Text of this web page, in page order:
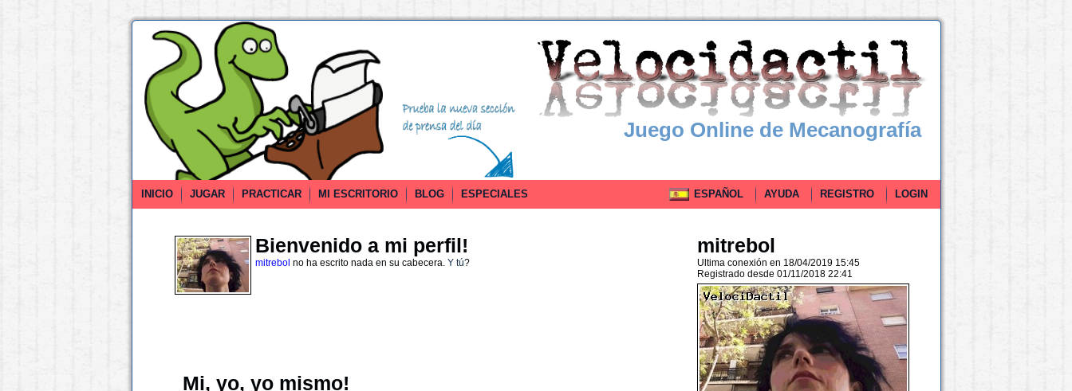
Juego Online de Mecanografía
INICIO JUGAR PRACTICAR MI ESCRITORIO BLOG ESPECIALES ESPAÑOL AYUDA REGISTRO LOGIN
Bienvenido a mi perfil!
mitrebol no ha escrito nada en su cabecera. Y tú?
Mi, yo, yo mismo!
mitrebol
Ultima conexión en 18/04/2019 15:45
Registrado desde 01/11/2018 22:41